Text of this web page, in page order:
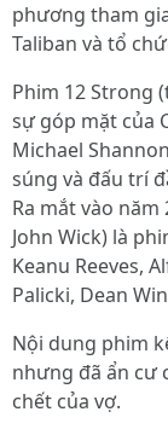
phương tham
Taliban và tổ
Phim 12 Strong
sự góp mặt của
Michael
súng và đấu trí
Ra mắt vào năm
John Wick) là
Keanu Reeves,
Palicki, Dean
Nội dung phim
nhưng đã ẩn cư
chết của vợ.